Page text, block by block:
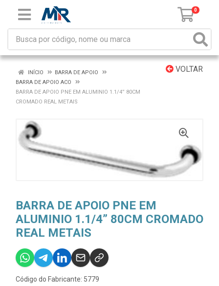
0
VOLTAR
INÍCIO
BARRA DE APOIO
BARRA DE APOIO ACO
BARRA DE APOIO PNE EM ALUMINIO 1.1/4” 80CM
CROMADO REAL METAIS
BARRA DE APOIO PNE EM
ALUMINIO 1.1/4” 80CM CROMADO
REAL METAIS
Código do Fabricante: 5779